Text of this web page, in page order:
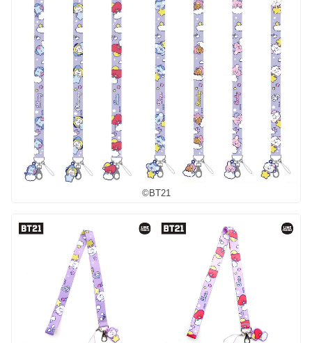
©︎BT21